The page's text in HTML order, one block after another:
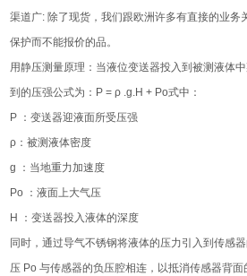
渠道广: 除了现货，我们跟欧洲许多有直接的业务
保护而不能报价的品。
用静压测量原理：当液位变送器投入到被测液体
到的压强公式为：Ρ = ρ .g.H + Po式中：
P ：变送器迎液面所受压强
ρ：被测液体密度
g ：当地重力加速度
Po ：液面上大气压
H ：变送器投入液体的深度
同时，通过导气不锈钢将液体的压力引入到传感
压 Po 与传感器的负压腔相连，以抵消传感器背面